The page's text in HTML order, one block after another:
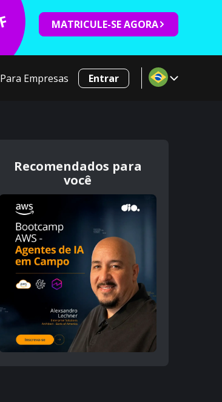
MATRICULE-SE AGORA
Para Empresas Entrar
Recomendados para
você